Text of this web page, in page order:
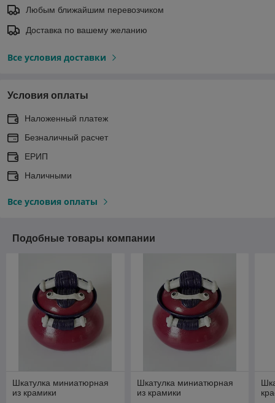
Любым ближайшим перевозчиком
Доставка по вашему желанию
Все условия доставки
Условия оплаты
Наложенный платеж
Безналичный расчет
ЕРИП
Наличными
Все условия оплаты
Подобные товары компании
Шкатулка миниатюрная
из крамики
Шкатулка миниатюрная
из крамики